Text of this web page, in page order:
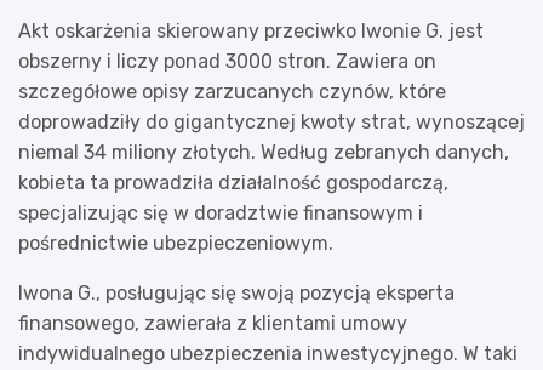
Akt oskarżenia skierowany przeciwko Iwonie G. jest
obszerny i liczy ponad 3000 stron. Zawiera on
szczegółowe opisy zarzucanych czynów, które
doprowadziły do gigantycznej kwoty strat, wynoszącej
niemal 34 miliony złotych. Według zebranych danych,
kobieta ta prowadziła działalność gospodarczą,
specjalizując się w doradztwie finansowym i
pośrednictwie ubezpieczeniowym.
Iwona G., posługując się swoją pozycją eksperta
finansowego, zawierała z klientami umowy
indywidualnego ubezpieczenia inwestycyjnego. W taki